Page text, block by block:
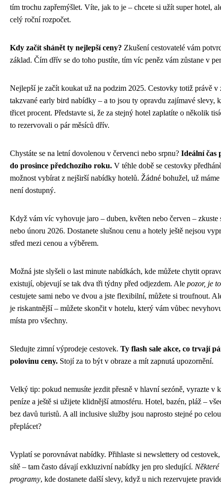
tím trochu zapřemýšlet. Víte, jak to je – chcete si užít super hotel,
celý roční rozpočet.
Kdy začít shánět ty nejlepší ceny? Zkušení cestovatelé vám
základ. Čím dřív se do toho pustíte, tím víc peněz vám zůstane v
Nejlepší je začít koukat už na podzim 2025. Cestovky totiž právě v
takzvané early bird nabídky – a to jsou ty opravdu zajímavé slevy,
třicet procent. Představte si, že za stejný hotel zaplatíte o několik
to rezervovali o pár měsíců dřív.
Chystáte se na letní dovolenou v červenci nebo srpnu? Ideální čas
do prosince předchozího roku. V téhle době se cestovky
možnost vybírat z nejširší nabídky hotelů. Žádné bohužel, už
není dostupný.
Když vám víc vyhovuje jaro – duben, květen nebo červen – zkuste
nebo únoru 2026. Dostanete slušnou cenu a hotely ještě nejsou
střed mezi cenou a výběrem.
Možná jste slyšeli o last minute nabídkách, kde můžete chytit
existují, objevují se tak dva tři týdny před odjezdem. Ale pozor, je
cestujete sami nebo ve dvou a jste flexibilní, můžete si troufnout.
je riskantnější – můžete skončit v hotelu, který vám vůbec
místa pro všechny.
Sledujte zimní výprodeje cestovek. Ty flash sale akce, co trvají
polovinu ceny. Stojí za to být v obraze a mít zapnutá upozornění.
Velký tip: pokud nemusíte jezdit přesně v hlavní sezóně, vyrazte v
peníze a ještě si užijete klidnější atmosféru. Hotel, bazén, pláž –
bez davů turistů. A all inclusive služby jsou naprosto stejné po
přeplácet?
Vyplatí se porovnávat nabídky. Přihlaste si newslettery od
sítě – tam často dávají exkluzivní nabídky jen pro sledující.
programy, kde dostanete další slevy, když u nich rezervujete